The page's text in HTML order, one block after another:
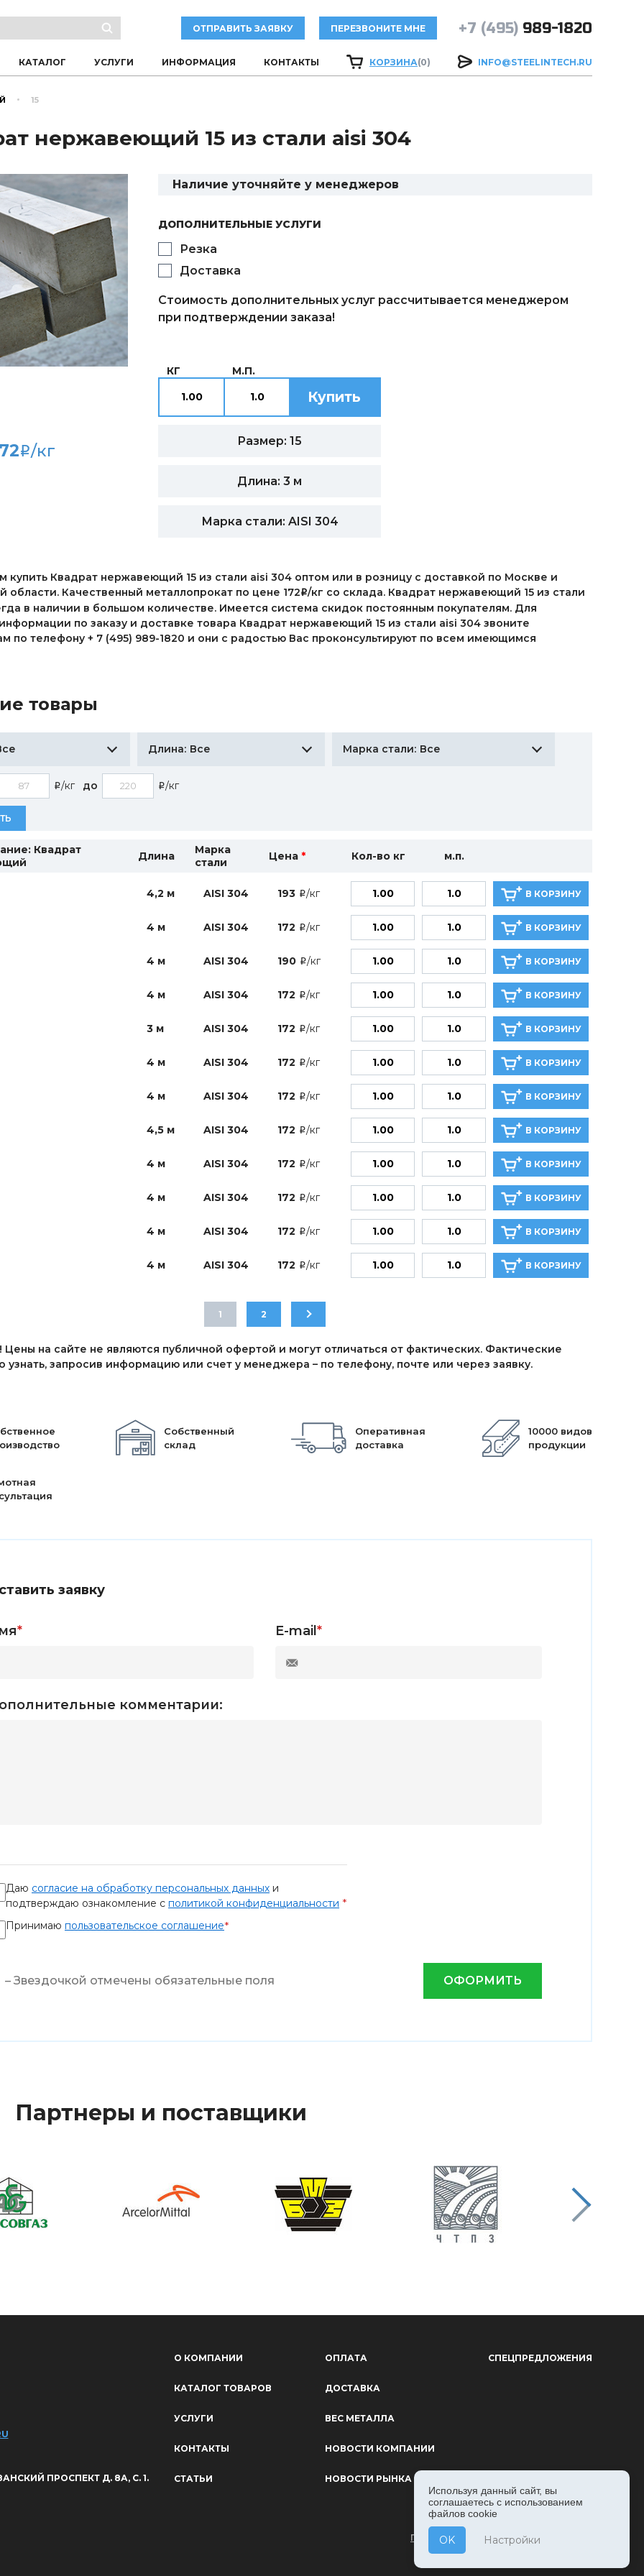
ОТПРАВИТЬ ЗАЯВКУ ПЕРЕЗВОНИТЕ МНЕ +7 (495) 989-1820
КАТАЛОГ УСЛУГИ ИНФОРМАЦИЯ КОНТАКТЫ КОРЗИНА(0) INFO@STEELINTECH.RU
15
нержавеющий 15 из стали aisi 304
Наличие уточняйте у менеджеров
ДОПОЛНИТЕЛЬНЫЕ УСЛУГИ
Резка
Доставка
Стоимость дополнительных услуг рассчитывается менеджером
при подтверждении заказа!
i/кг
КГ М.П.
Купить
Размер: 15
Длина: 3 м
Марка стали: AISI 304
купить Квадрат нержавеющий 15 из стали aisi 304 оптом или в розницу с доставкой по Москве и
области. Качественный металлопрокат по цене 172i/кг со склада. Квадрат нержавеющий 15 из стали
в наличии в большом количестве. Имеется система скидок постоянным покупателям. Для
по заказу и доставке товара Квадрат нержавеющий 15 из стали aisi 304 звоните
по телефону + 7 (495) 989-1820 и они с радостью Вас проконсультируют по всем имеющимся
товары
Длина: Все Марка стали: Все
i/кг до i/кг
Квадрат
Длина
Марка
стали
Цена * Кол-во кг м.п.
4,2 м AISI 304 193 i/кг В КОРЗИНУ
4 м AISI 304 172 i/кг В КОРЗИНУ
4 м AISI 304 190 i/кг В КОРЗИНУ
4 м AISI 304 172 i/кг В КОРЗИНУ
3 м AISI 304 172 i/кг В КОРЗИНУ
4 м AISI 304 172 i/кг В КОРЗИНУ
4 м AISI 304 172 i/кг В КОРЗИНУ
4,5 м AISI 304 172 i/кг В КОРЗИНУ
4 м AISI 304 172 i/кг В КОРЗИНУ
4 м AISI 304 172 i/кг В КОРЗИНУ
4 м AISI 304 172 i/кг В КОРЗИНУ
4 м AISI 304 172 i/кг В КОРЗИНУ
1 2
на сайте не являются публичной офертой и могут отличаться от фактических. Фактические
узнать, запросив информацию или счет у менеджера – по телефону, почте или через заявку.
Собственный
склад
Оперативная
доставка
10000 видов
продукции
заявку
* E-mail *
комментарии:
Даю согласие на обработку персональных данных и
подтверждаю ознакомление с политикой конфиденциальности *
Принимаю пользовательское соглашение*
– Звездочкой отмечены обязательные поля ОФОРМИТЬ
Партнеры и поставщики
ПРОСПЕКТ Д. 8А, С. 1.
О КОМПАНИИ
КАТАЛОГ ТОВАРОВ
УСЛУГИ
КОНТАКТЫ
СТАТЬИ
ОПЛАТА
ДОСТАВКА
ВЕС МЕТАЛЛА
НОВОСТИ КОМПАНИИ
НОВОСТИ РЫНКА
СПЕЦПРЕДЛОЖЕНИЯ
ПОЛИТИКА КОНФИДЕНЦИАЛЬНОСТИ
ПОЛЬЗОВАТЕЛЬСКОЕ СОГЛАШЕНИЕ
Используя данный сайт, вы
соглашаетесь с использованием
файлов cookie
OK Настройки